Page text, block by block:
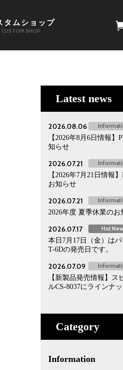
タムショップ
CUSTOM SHOP
Latest news
2026.08.06
【2026年8月6日情報】
知らせ
2026.07.21
【2026年7月21日情報
お知らせ
2026.07.21
2026年度 夏季休業のお
2026.07.17 Hot
本日7月17日（金）は
T-6Dの発売日です。
2026.07.09
【新製品発売情報】ス
ルCS-8037にラインナ
Category
Information